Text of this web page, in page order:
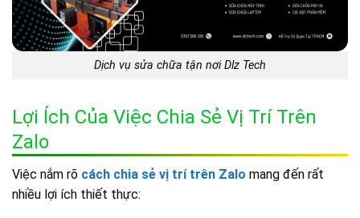
Dịch vụ sửa chữa tận nơi Dlz Tech
Lợi Ích Của Việc Chia Sẻ Vị Trí Trên
Zalo
Việc nắm rõ cách chia sẻ vị trí trên Zalo mang đến rất
nhiều lợi ích thiết thực: